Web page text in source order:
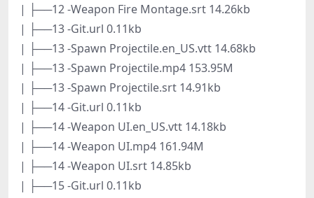
| ├──12 -Weapon Fire Montage.srt 14.26kb
| ├──13 -Git.url 0.11kb
| ├──13 -Spawn Projectile.en_US.vtt 14.68kb
| ├──13 -Spawn Projectile.mp4 153.95M
| ├──13 -Spawn Projectile.srt 14.91kb
| ├──14 -Git.url 0.11kb
| ├──14 -Weapon UI.en_US.vtt 14.18kb
| ├──14 -Weapon UI.mp4 161.94M
| ├──14 -Weapon UI.srt 14.85kb
| ├──15 -Git.url 0.11kb